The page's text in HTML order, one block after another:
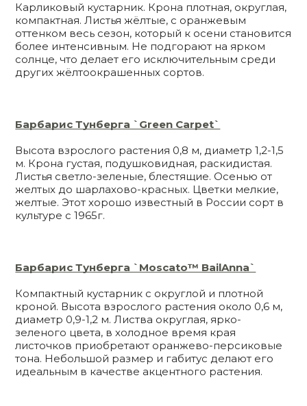
Карликовый кустарник. Крона плотная, округлая,
компактная. Листья жёлтые, с оранжевым
оттенком весь сезон, который к осени становится
более интенсивным. Не подгорают на ярком
солнце, что делает его исключительным среди
других жёлтоокрашенных сортов.
Барбарис Тунберга `Green Carpet`
Высота взрослого растения 0,8 м, диаметр 1,2-1,5
м. Крона густая, подушковидная, раскидистая.
Листья светло-зеленые, блестящие. Осенью от
желтых до шарлахово-красных. Цветки мелкие,
желтые. Этот хорошо известный в России сорт в
культуре с 1965г.
Барбарис Тунберга `Moscato™ BailAnna`
Компактный кустарник с округлой и плотной
кроной. Высота взрослого растения около 0,6 м,
диаметр 0,9-1,2 м. Листва округлая, ярко-
зеленого цвета, в холодное время края
листочков приобретают оранжево-персиковые
тона. Небольшой размер и габитус делают его
идеальным в качестве акцентного растения.